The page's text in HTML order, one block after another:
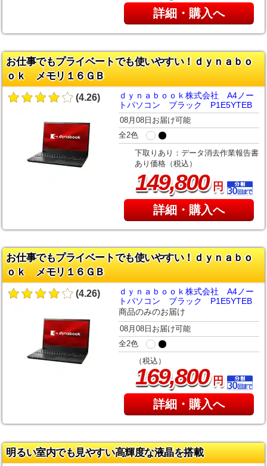
詳細・購入へ
お仕事でもプライベートでも使いやすい！ｄｙｎａｂｏ
ｏｋ メモリ１６ＧＢ
(4.26)
ｄｙｎａｂｏｏｋ株式会社 A4ノー
トパソコン ブラック P1E5YTEB
08月08日お届け可能
全2色
下取りあり：データ消去作業報告書
あり価格（税込）
149,800円
詳細・購入へ
お仕事でもプライベートでも使いやすい！ｄｙｎａｂｏ
ｏｋ メモリ１６ＧＢ
(4.26)
ｄｙｎａｂｏｏｋ株式会社 A4ノー
トパソコン ブラック P1E5YTEB
商品のみのお届け
08月08日お届け可能
全2色
（税込）
169,800円
詳細・購入へ
明るい室内でも見やすい高輝度な液晶を搭載